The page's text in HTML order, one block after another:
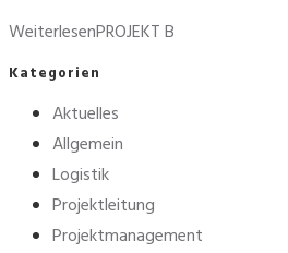
WeiterlesenPROJEKT B
Kategorien
Aktuelles
Allgemein
Logistik
Projektleitung
Projektmanagement